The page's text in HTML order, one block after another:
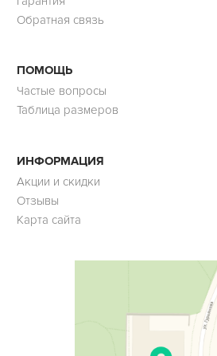
Обратная связь
ПОМОЩЬ
Частые вопросы
Таблица размеров
ИНФОРМАЦИЯ
Акции и скидки
Отзывы
Карта сайта